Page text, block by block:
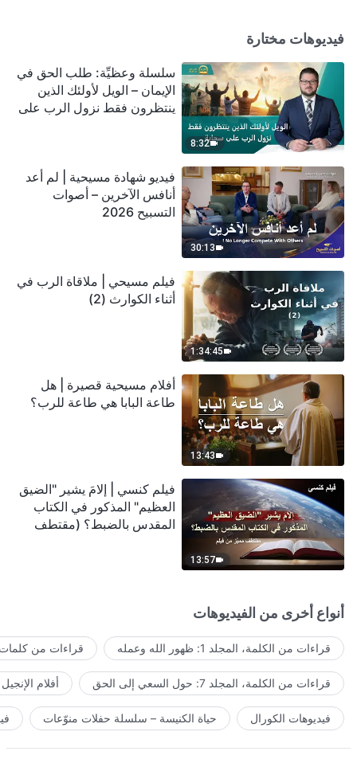
فيديوهات مختارة
8:32
سلسلة وعظيِّة: طلب الحق في
الإيمان – الويل لأولئك الذين
ينتظرون فقط نزول الرب على
30:13
فيديو شهادة مسيحية | لم أعد
أنافس الآخرين – أصوات
التسبيح 2026
1:34:45
فيلم مسيحي | ملاقاة الرب في
أثناء الكوارث (2)
13:43
أفلام مسيحية قصيرة | هل
طاعة البابا هي طاعة للرب؟
13:57
فيلم كنسي | إلامَ يشير "الضيق
العظيم" المذكور في الكتاب
المقدس بالضبط؟ (مقتطف
أنواع أخرى من الفيديوهات
قراءات من الكلمة، المجلد 1: ظهور الله وعمله قراءات من كلمات
قراءات من الكلمة، المجلد 7: حول السعي إلى الحق أفلام الإنجيل
فيديوهات الكورال حياة الكنيسة – سلسلة حفلات منوّعات